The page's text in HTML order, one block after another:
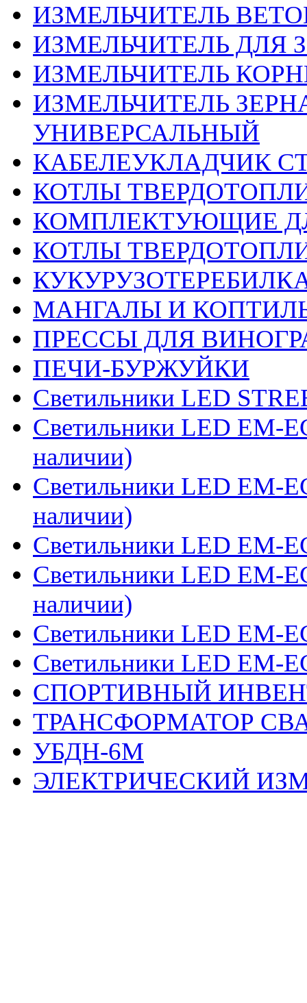
ИЗМЕЛЬЧИТЕЛЬ
ИЗМЕЛЬЧИТЕЛЬ ДЛЯ
ИЗМЕЛЬЧИТЕЛЬ
ИЗМЕЛЬЧИТЕЛЬ
УНИВЕРСАЛЬНЫЙ
КАБЕЛЕУКЛАДЧИК
КОТЛЫ
КОМПЛЕКТУЮЩИЕ
КОТЛЫ
МАНГАЛЫ И
ПРЕССЫ ДЛЯ
ПЕЧИ-БУРЖУЙКИ
Светильники LED
Светильники LED EM-
наличии)
Светильники LED EM-
наличии)
Светильники LED EM-
Светильники LED EM-
наличии)
Светильники LED EM-
Светильники LED EM-
СПОРТИВНЫЙ
ТРАНСФОРМАТОР
УБДН-6М
ЭЛЕКТРИЧЕСКИЙ